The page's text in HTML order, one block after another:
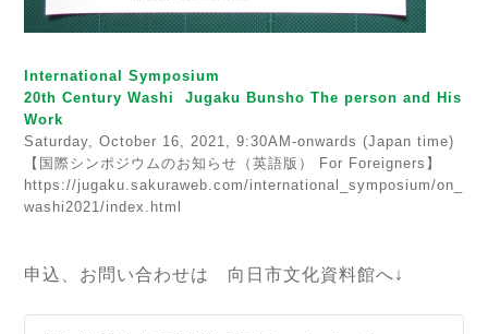
International Symposium
20th Century Washi Jugaku Bunsho The person and His
Work
Saturday, October 16, 2021, 9:30AM-onwards (Japan time)
【国際シンポジウムのお知らせ（英語版） For Foreigners】
https://jugaku.sakuraweb.com/international_symposium/on_
washi2021/index.html
申込、お問い合わせは 向日市文化資料館へ↓